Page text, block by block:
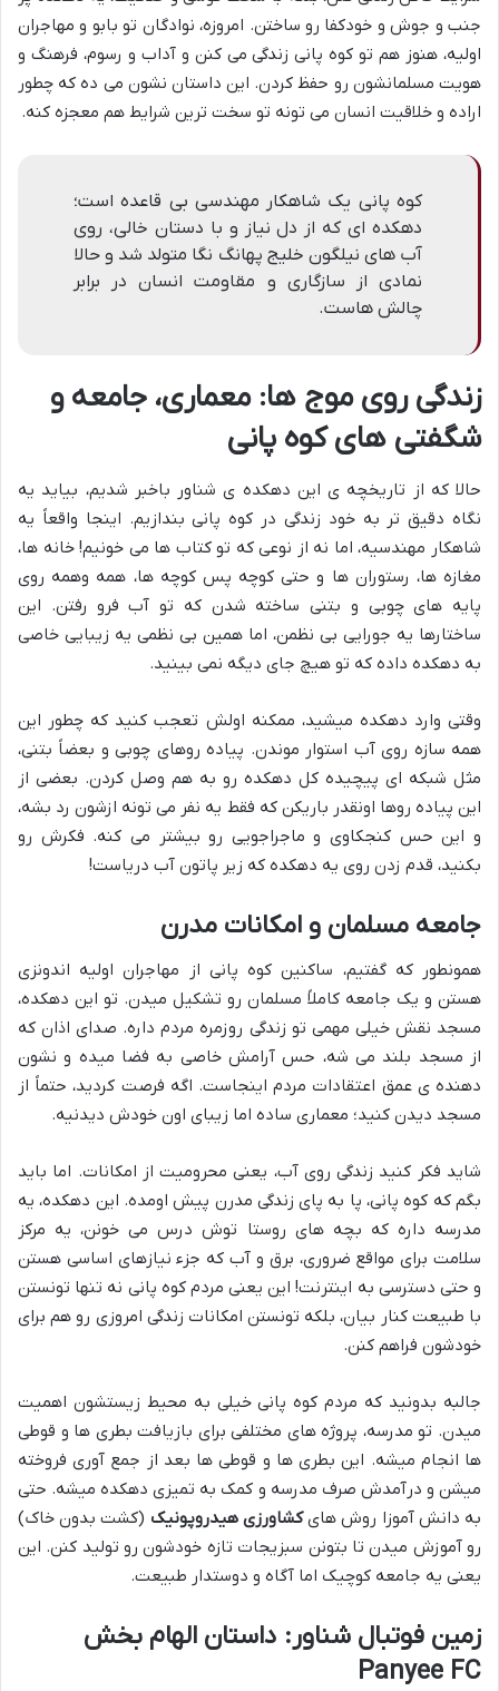
جنب و جوش و خودکفا رو ساختن. امروزه، نوادگان تو بابو و مهاجران
اولیه، هنوز هم تو کوه پانی زندگی می کنن و آداب و رسوم، فرهنگ و
هویت مسلمانشون رو حفظ کردن. این داستان نشون می ده که چطور
اراده و خلاقیت انسان می تونه تو سخت ترین شرایط هم معجزه کنه.
کوه پانی یک شاهکار مهندسی بی قاعده است؛
دهکده ای که از دل نیاز و با دستان خالی، روی
آب های نیلگون خلیج پهانگ نگا متولد شد و حالا
نمادی از سازگاری و مقاومت انسان در برابر
چالش هاست.
زندگی روی موج ها: معماری، جامعه و
شگفتی های کوه پانی
حالا که از تاریخچه ی این دهکده ی شناور باخبر شدیم، بیاید یه
نگاه دقیق تر به خود زندگی در کوه پانی بندازیم. اینجا واقعاً یه
شاهکار مهندسیه، اما نه از نوعی که تو کتاب ها می خونیم! خانه ها،
مغازه ها، رستوران ها و حتی کوچه پس کوچه ها، همه وهمه روی
پایه های چوبی و بتنی ساخته شدن که تو آب فرو رفتن. این
ساختارها یه جورایی بی نظمن، اما همین بی نظمی یه زیبایی خاصی
به دهکده داده که تو هیچ جای دیگه نمی بینید.
وقتی وارد دهکده میشید، ممکنه اولش تعجب کنید که چطور این
همه سازه روی آب استوار موندن. پیاده روهای چوبی و بعضاً بتنی،
مثل شبکه ای پیچیده کل دهکده رو به هم وصل کردن. بعضی از
این پیاده روها اونقدر باریکن که فقط یه نفر می تونه ازشون رد بشه،
و این حس کنجکاوی و ماجراجویی رو بیشتر می کنه. فکرش رو
بکنید، قدم زدن روی یه دهکده که زیر پاتون آب دریاست!
جامعه مسلمان و امکانات مدرن
همونطور که گفتیم، ساکنین کوه پانی از مهاجران اولیه اندونزی
هستن و یک جامعه کاملاً مسلمان رو تشکیل میدن. تو این دهکده،
مسجد نقش خیلی مهمی تو زندگی روزمره مردم داره. صدای اذان که
از مسجد بلند می شه، حس آرامش خاصی به فضا میده و نشون
دهنده ی عمق اعتقادات مردم اینجاست. اگه فرصت کردید، حتماً از
مسجد دیدن کنید؛ معماری ساده اما زیبای اون خودش دیدنیه.
شاید فکر کنید زندگی روی آب، یعنی محرومیت از امکانات. اما باید
بگم که کوه پانی، پا به پای زندگی مدرن پیش اومده. این دهکده، یه
مدرسه داره که بچه های روستا توش درس می خونن، یه مرکز
سلامت برای مواقع ضروری، برق و آب که جزء نیازهای اساسی هستن
و حتی دسترسی به اینترنت! این یعنی مردم کوه پانی نه تنها تونستن
با طبیعت کنار بیان، بلکه تونستن امکانات زندگی امروزی رو هم برای
خودشون فراهم کنن.
جالبه بدونید که مردم کوه پانی خیلی به محیط زیستشون اهمیت
میدن. تو مدرسه، پروژه های مختلفی برای بازیافت بطری ها و قوطی
ها انجام میشه. این بطری ها و قوطی ها بعد از جمع آوری فروخته
میشن و درآمدش صرف مدرسه و کمک به تمیزی دهکده میشه. حتی
به دانش آموزا روش هایکشاورزی هیدروپونیک (کشت بدون خاک)
رو آموزش میدن تا بتونن سبزیجات تازه خودشون رو تولید کنن. این
یعنی یه جامعه کوچیک اما آگاه و دوستدار طبیعت.
زمین فوتبال شناور: داستان الهام بخش
Panyee FC